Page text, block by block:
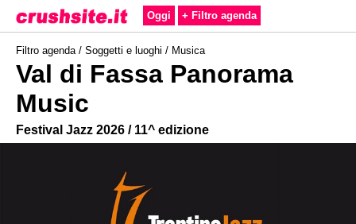
Oggi + Filtro agenda
Filtro agenda / Soggetti e luoghi / Musica
Val di Fassa Panorama
Music
Festival Jazz 2026 / 11^ edizione